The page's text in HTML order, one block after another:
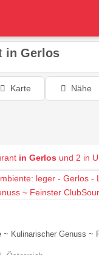
in Gerlos
Karte Nähe
in Gerlos und 2 in
~ Kulinarischer Genuss ~